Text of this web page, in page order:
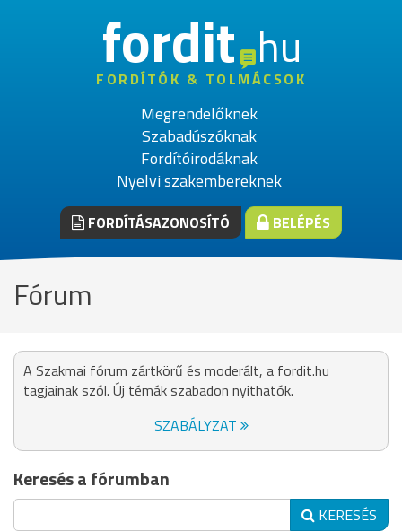
fordithu
FORDÍTÓK & TOLMÁCSOK
Megrendelőknek
Szabadúszóknak
Fordítóirodáknak
Nyelvi szakembereknek
FORDÍTÁSAZONOSÍTÓ BELÉPÉS
Fórum
A Szakmai fórum zártkörű és moderált, a fordit.hu
tagjainak szól. Új témák szabadon nyithatók.
SZABÁLYZAT
Keresés a fórumban
KERESÉS